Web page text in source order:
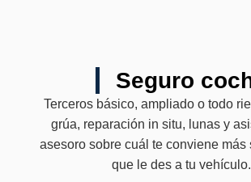
Seguro
Terceros básico, ampliado o todo
grúa, reparación in situ, lunas y
asesoro sobre cuál te conviene más
que le des a tu vehículo.